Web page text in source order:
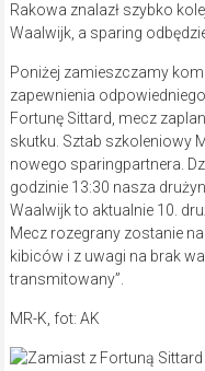
Rakowa znalazł szybko
Waalwijk, a sparing
Poniżej zamieszczamy
zapewnienia
Fortunę Sittard, mecz
skutku. Sztab szkoleniowy
nowego sparingpartnera.
godzinie 13:30 nasza
Waalwijk to aktualnie 10.
Mecz rozegrany zostanie
kibiców i z uwagi na brak
transmitowany”.
MR-K, fot: AK